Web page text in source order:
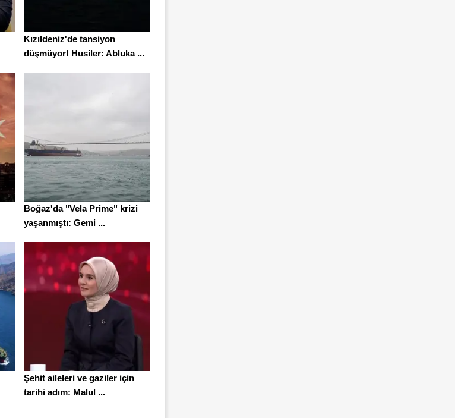
Kızıldeniz'de tansiyon
düşmüyor! Husiler: Abluka ...
Boğaz'da "Vela Prime" krizi
yaşanmıştı: Gemi ...
Şehit aileleri ve gaziler için
tarihi adım: Malul ...